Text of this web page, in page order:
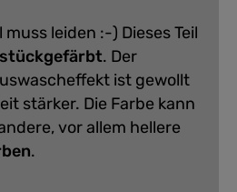
leiden :-) Dieses Teil
stückgefärbt. Der
ist gewollt
stärker. Die Farbe kann
vor allem hellere
.